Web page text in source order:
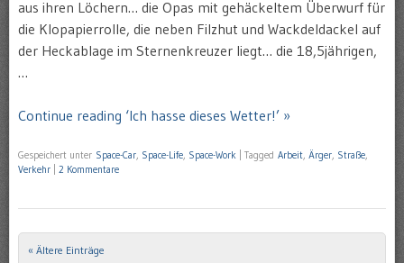
aus ihren Löchern… die Opas mit gehäckeltem Überwurf für
die Klopapierrolle, die neben Filzhut und Wackdeldackel auf
der Heckablage im Sternenkreuzer liegt… die 18,5jährigen,
…
Continue reading ‘Ich hasse dieses Wetter!’ »
Gespeichert unter Space-Car, Space-Life, Space-Work Tagged Arbeit, Ärger, Straße,
Verkehr
2 Kommentare
Post navigation
« Ältere Einträge